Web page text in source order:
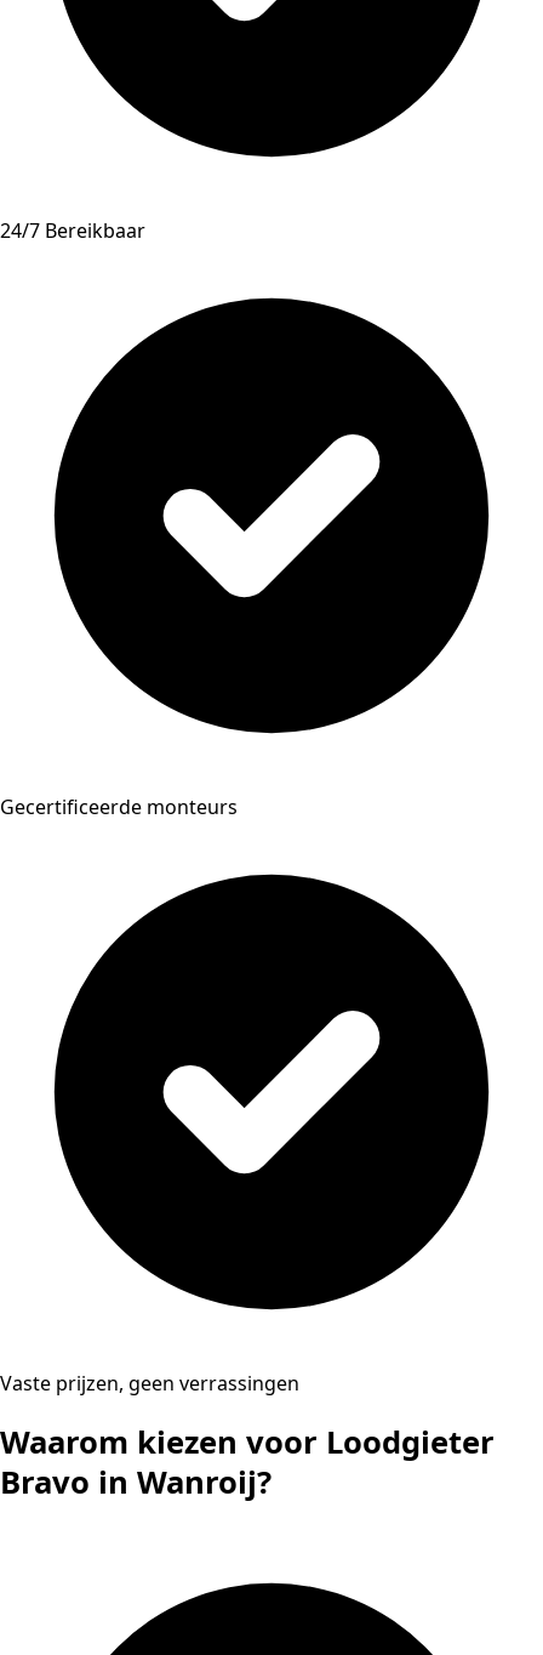
24/7 Bereikbaar
Gecertificeerde monteurs
Vaste prijzen, geen verrassingen
Waarom kiezen voor Loodgieter
Bravo in Wanroij?